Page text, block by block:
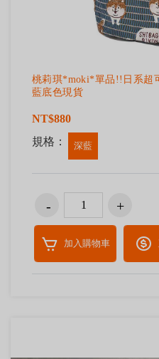
桃莉琪*moki*單品!!日系超
藍底色現貨
NT$880
規格：
深藍
加入購物車